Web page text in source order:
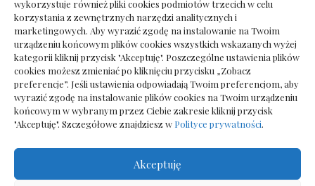
wykorzystuje również pliki cookies podmiotów trzecich w celu
korzystania z zewnętrznych narzędzi analitycznych i
marketingowych. Aby wyrazić zgodę na instalowanie na Twoim
urządzeniu końcowym plików cookies wszystkich wskazanych wyżej
kategorii kliknij przycisk "Akceptuję". Poszczególne ustawienia plików
cookies możesz zmieniać po kliknięciu przycisku „Zobacz
preferencje”. Jeśli ustawienia odpowiadają Twoim preferencjom, aby
wyrazić zgodę na instalowanie plików cookies na Twoim urządzeniu
końcowym w wybranym przez Ciebie zakresie kliknij przycisk
"Akceptuję". Szczegółowe znajdziesz w Polityce prywatności.
Akceptuję